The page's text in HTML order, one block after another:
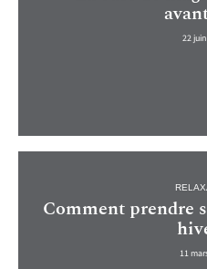
22
Comment prendre
11